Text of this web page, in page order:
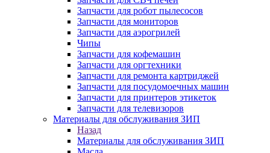
Запчасти для робот пылесосов
Запчасти для мониторов
Запчасти для аэрогрилей
Чипы
Запчасти для кофемашин
Запчасти для оргтехники
Запчасти для ремонта картриджей
Запчасти для посудомоечных машин
Запчасти для принтеров этикеток
Запчасти для телевизоров
Материалы для обслуживания ЗИП
Назад
Материалы для обслуживания ЗИП